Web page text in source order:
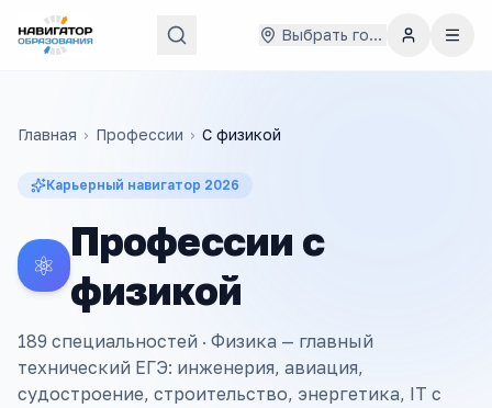
Выбрать город
Главная › Профессии › С физикой
Карьерный навигатор 2026
⚛️
Профессии с
физикой
189 специальностей · Физика — главный
технический ЕГЭ: инженерия, авиация,
судостроение, строительство, энергетика, IT с